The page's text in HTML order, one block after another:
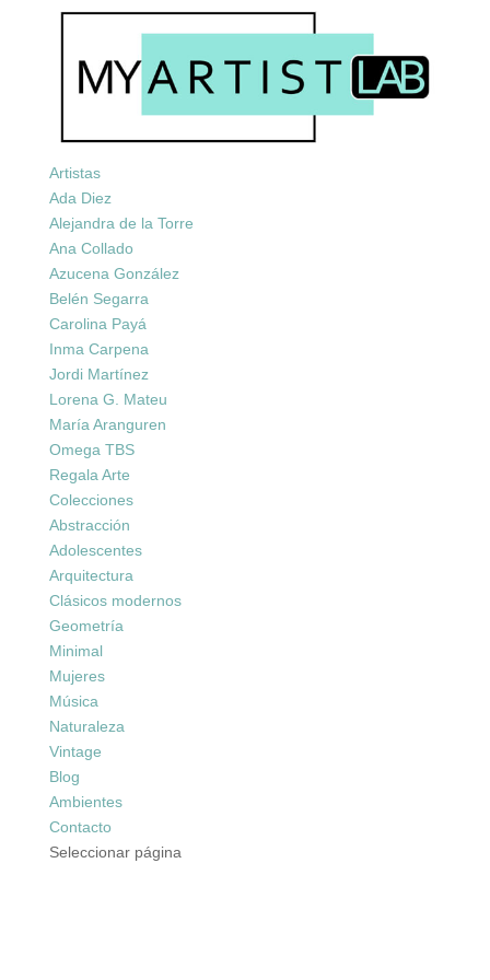
Artistas
Ada Diez
Alejandra de la Torre
Ana Collado
Azucena González
Belén Segarra
Carolina Payá
Inma Carpena
Jordi Martínez
Lorena G. Mateu
María Aranguren
Omega TBS
Regala Arte
Colecciones
Abstracción
Adolescentes
Arquitectura
Clásicos modernos
Geometría
Minimal
Mujeres
Música
Naturaleza
Vintage
Blog
Ambientes
Contacto
Seleccionar página